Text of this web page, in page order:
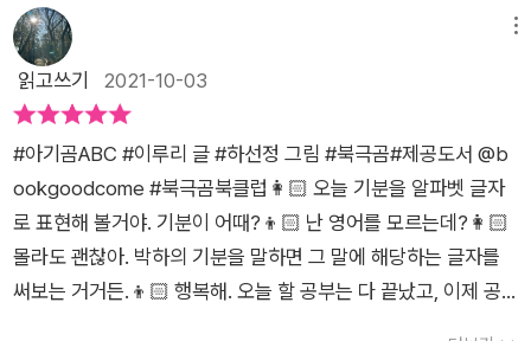
로 한글을 읽어주고, 마지막으로 그림 속 동물들의 표정과 행동을
보세요.세 번 모두 느낌이 다를 거에요! 막 태어난 아기 곰이 뒷페
이지로 갈수록 성장하는 모습을 보며 우리 아이가 아기였을 때 모
습이 생각나더라구요. 처음에 태어났을 때는 가만히 누워 울기만
했는데, 어느덧 이리 커서 ABC 보며 좋아하다니! 정말 많이 컸구
나~ 싶었답니다! -'출판사로부터 도서를 제공받아 작성한 후기입
니다.'
과 놀이에 심취했었지. 어느 새 걷고 뛰다 낯선 누구라도 미소를
짓게하는 마법을 부리는 아기, 넌 정말 대단하고 아주 특별하지.
아직은 어리고 엉뚱한 천방지축이지만 너의 에너지는 언제나 넘
의 아직은 작은 손을 만지며 추억을 곱씹어본다. 한글로 한 번, 영
어로 또 한 번!***위 책은 북극곰 출판사로부터 제공받았습니다
읽고쓰기 2021-10-03
#아기곰ABC #이루리 글 #하선정 그림 #북극곰#제공도서 @b
ookgoodcome #북극곰북클럽👩🏻 오늘 기분을 알파벳 글자
로 표현해 볼거야. 기분이 어때?👦🏻 난 영어를 모르는데?👩🏻
몰라도 괜찮아. 박하의 기분을 말하면 그 말에 해당하는 글자를
써보는 거거든.👦🏻 행복해. 오늘 할 공부는 다 끝났고, 이제 공